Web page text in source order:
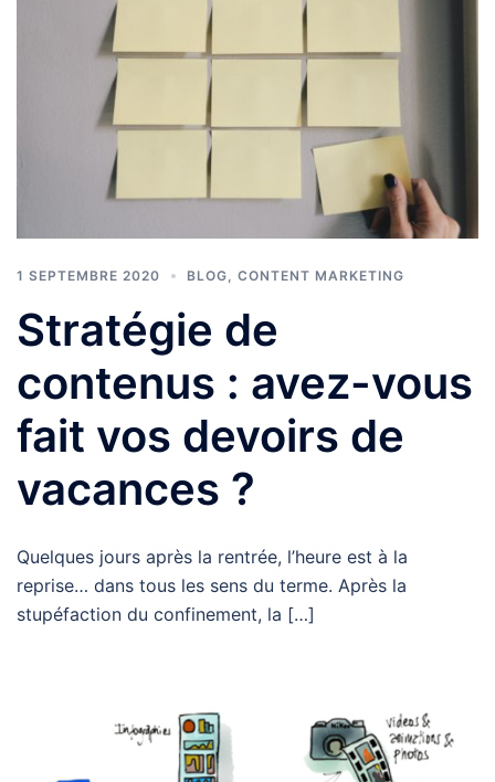
1 SEPTEMBRE 2020 BLOG CONTENT MARKETING
Stratégie de
contenus : avez-vous
fait vos devoirs de
vacances ?
Quelques jours après la rentrée, l’heure est à la
reprise… dans tous les sens du terme. Après la
stupéfaction du confinement, la […]